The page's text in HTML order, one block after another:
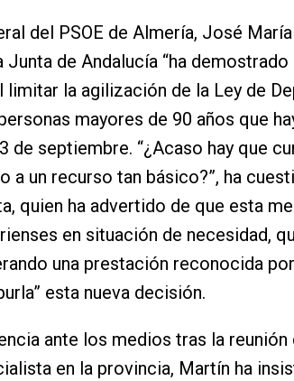
del PSOE de Almería, José
Junta de Andalucía “ha
limitar la agilización de la Ley de
mayores de 90 años que
de septiembre. “¿Acaso hay que
a un recurso tan básico?”, ha
quien ha advertido de que esta
en situación de necesidad,
una prestación reconocida
esta nueva decisión.
ante los medios tras la reunión
en la provincia, Martín ha